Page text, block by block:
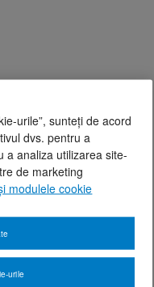
urile”, sunteți de acord
dvs. pentru a
a analiza utilizarea site-
de marketing
modulele cookie
urile